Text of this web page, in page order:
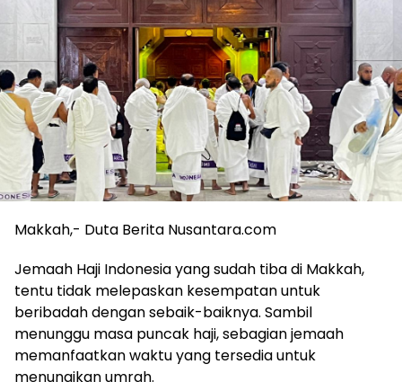
Makkah,- Duta Berita Nusantara.com
Jemaah Haji Indonesia yang sudah tiba di Makkah,
tentu tidak melepaskan kesempatan untuk
beribadah dengan sebaik-baiknya. Sambil
menunggu masa puncak haji, sebagian jemaah
memanfaatkan waktu yang tersedia untuk
menunaikan umrah.